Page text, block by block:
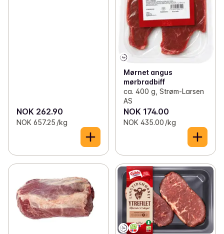
NOK 262.90
NOK 657.25 /kg
Mørnet angus
mørbradbiff
ca. 400 g, Strøm-Larsen
AS
NOK 174.00
NOK 435.00 /kg